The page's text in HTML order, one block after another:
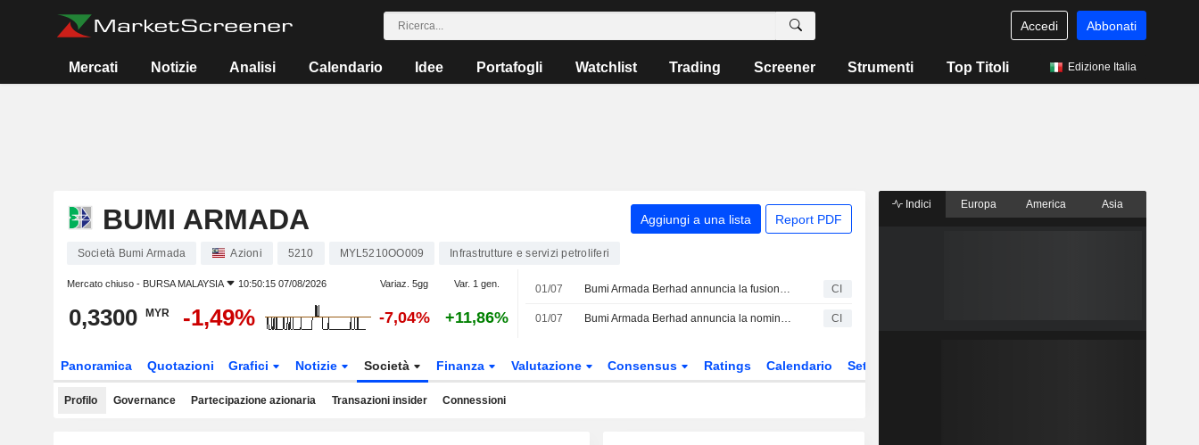
Accedi Abbonati
Mercati Notizie Analisi Calendario Idee Portafogli Watchlist Trading Screener Strumenti Top Titoli Edizione Italia
BUMI ARMADA Aggiungi a una lista Report PDF
Società Bumi Armada Azioni 5210 MYL5210OO009 Infrastrutture e servizi petroliferi
Mercato chiuso - BURSA MALAYSIA 10:50:15 07/08/2026 Variaz. 5gg Var. 1 gen.
0,3300 MYR -1,49% -7,04% +11,86%
01/07 Bumi Armada Berhad annuncia la fusione dei comitati di nomina, corporate governance e remunerazione a partire dal 1 luglio 2026 CI
01/07 Bumi Armada Berhad annuncia la nomina di Puan Raja Farhana Binti Raja Nong Chik Najmuddin come membro indipendente e non esecutivo del Comitato Rischi, a partire dal 1 luglio 2026 CI
Panoramica Quotazioni Grafici Notizie Società Finanza Valutazione Consensus Ratings Calendario Settore
Profilo Governance Partecipazione azionaria Transazioni insider Connessioni
Indici Europa America Asia